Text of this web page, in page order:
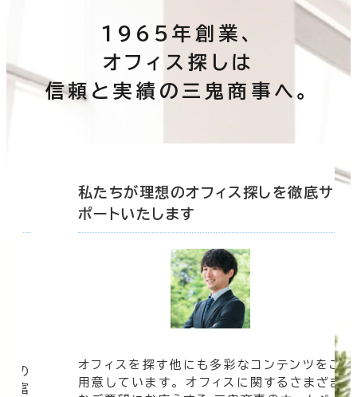
1965年創業、
オフィス探しは
信頼と実績の三鬼商事へ。
ご
ま
私たちが理想のオフィス探しを徹底サ
ポートいたします
オフィスビルの情報がすぐに欲しい！ そんな
時は三鬼商事へお問い合わせください。 より